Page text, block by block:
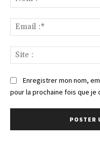
Enregistrer mon nom,
pour la prochaine fois que je